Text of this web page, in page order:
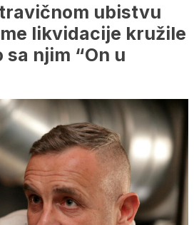
ubistvu
likvidacije kružile
njim “On u